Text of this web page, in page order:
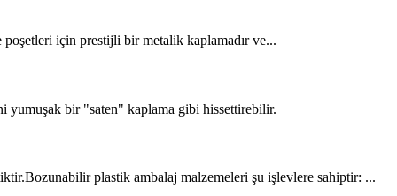
için prestijli bir metalik kaplamadır ve...
yumuşak bir "saten" kaplama gibi hissettirebilir.
plastik ambalaj malzemeleri şu işlevlere sahiptir: ...